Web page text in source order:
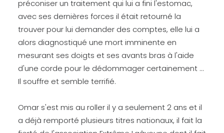
préconiser un traitement qui lui a fini l'estomac,
avec ses dernières forces il était retourné la
trouver pour lui demander des comptes, elle lui a
alors diagnostiqué une mort imminente en
mesurant ses doigts et ses avants bras à l'aide
d'une corde pour le dédommager certainement ...
Il souffre et semble terrifié.
Omar s'est mis au roller il y a seulement 2 ans et il
a déjà remporté plusieurs titres nationaux, il fait la